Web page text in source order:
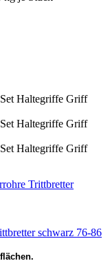
schwarz 76-86